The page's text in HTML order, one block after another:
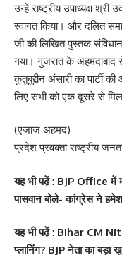
उन्हें राष्ट्रीय उपाध्यक्ष श्री
स्वागत किया। और दलित
जी की लिखित पुस्तक
गया। गुजरात के अहमदाबाद
कुतुबुद्दीन अंसारी का
लिए सभी को एक दूसरे से
(एजाज अहमद)
प्रदेश प्रवक्ता राष्ट्रीय
यह भी पढ़ें: BJP Office में
पासवान बोले- कांग्रेस ने
यह भी पढ़ें: Bihar CM
प्लानिंग? BJP नेता का बड़ा